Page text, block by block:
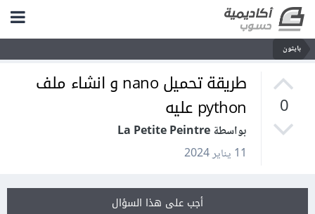
بايثون
0
طريقة تحميل nano و انشاء ملف
python عليه
بواسطة La Petite Peintre
11 يناير 2024
أجب على هذا السؤال